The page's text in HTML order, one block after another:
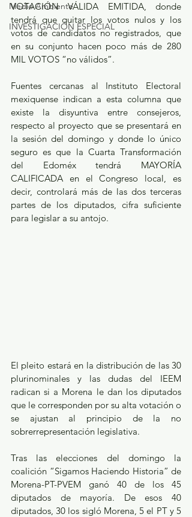
Medio Ambiente
INVESTIGACIÓN ESPECIAL
VOTACIÓN VÁLIDA EMITIDA, donde
tendrá que quitar los votos nulos y los
votos de candidatos no registrados, que
en su conjunto hacen poco más de 280
MIL VOTOS “no válidos”.
Fuentes cercanas al Instituto Electoral
mexiquense indican a esta columna que
existe la disyuntiva entre consejeros,
respecto al proyecto que se presentará en
la sesión del domingo y donde lo único
seguro es que la Cuarta Transformación
del Edoméx tendrá MAYORÍA
CALIFICADA en el Congreso local, es
decir, controlará más de las dos terceras
partes de los diputados, cifra suficiente
para legislar a su antojo.
El pleito estará en la distribución de las 30
plurinominales y las dudas del IEEM
radican si a Morena le dan los diputados
que le corresponden por su alta votación o
se ajustan al principio de la no
sobrerrepresentación legislativa.
Tras las elecciones del domingo la
coalición “Sigamos Haciendo Historia” de
Morena-PT-PVEM ganó 40 de los 45
diputados de mayoría. De esos 40
diputados, 30 los sigló Morena, 5 el PT y 5